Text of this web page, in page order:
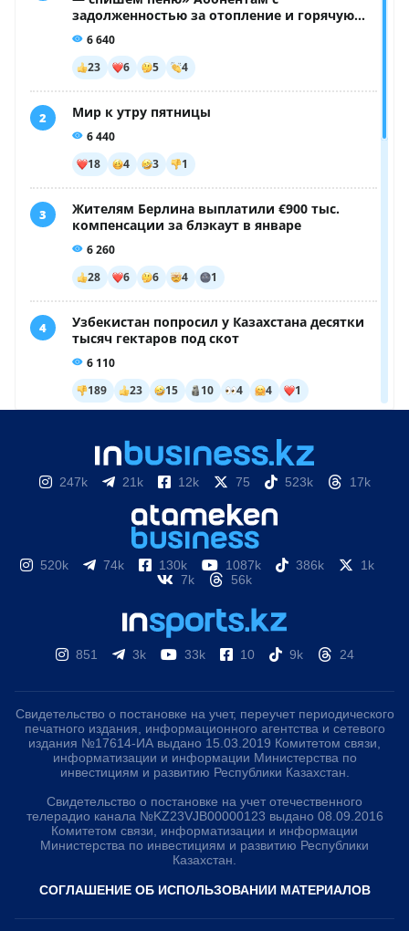
247k 21k 12k 75 523k 17k
520k 74k 130k 1087k 386k
1k
7k
56k
851 3k 33k 10 9k 24
Свидетельство о постановке на учет, переучет периодического
печатного издания, информационного агентства и сетевого
издания №17614-ИА выдано 15.03.2019 Комитетом связи,
информатизации и информации Министерства по
инвестициям и развитию Республики Казахстан.
Свидетельство о постановке на учет отечественного
телерадио канала №KZ23VJB00000123 выдано 08.09.2016
Комитетом связи, информатизации и информации
Министерства по инвестициям и развитию Республики
Казахстан.
СОГЛАШЕНИЕ ОБ ИСПОЛЬЗОВАНИИ МАТЕРИАЛОВ